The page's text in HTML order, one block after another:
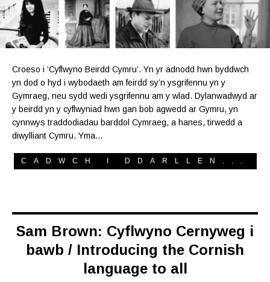
Croeso i ‘Cyflwyno Beirdd Cymru’. Yn yr adnodd hwn byddwch
yn dod o hyd i wybodaeth am feirdd sy’n ysgrifennu yn y
Gymraeg, neu sydd wedi ysgrifennu am y wlad. Dylanwadwyd ar
y beirdd yn y cyflwyniad hwn gan bob agwedd ar Gymru, yn
cynnwys traddodiadau barddol Cymraeg, a hanes, tirwedd a
diwylliant Cymru. Yma…
CADWCH I DDARLLEN...
Sam Brown: Cyflwyno Cernyweg i
bawb / Introducing the Cornish
language to all